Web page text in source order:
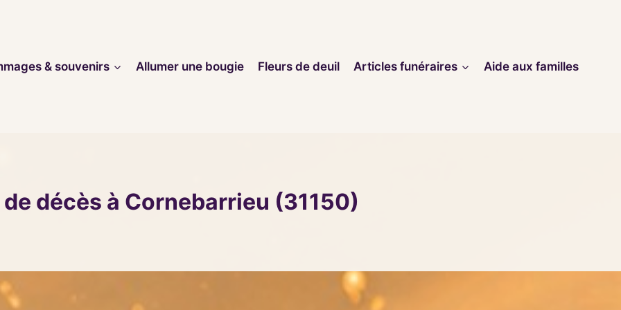
& souvenirs
Allumer une bougie Fleurs de deuil Articles funéraires Aide aux familles
décès à Cornebarrieu (31150)